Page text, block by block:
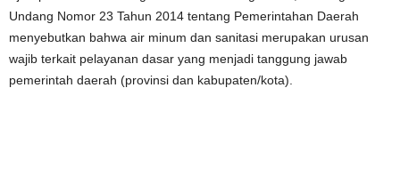
Undang Nomor 23 Tahun 2014 tentang Pemerintahan Daerah
menyebutkan bahwa air minum dan sanitasi merupakan urusan
wajib terkait pelayanan dasar yang menjadi tanggung jawab
pemerintah daerah (provinsi dan kabupaten/kota).